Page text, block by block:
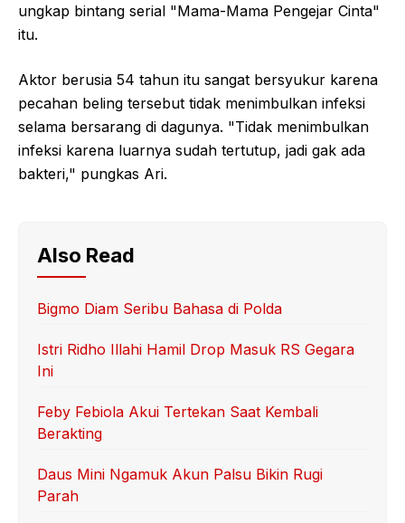
ungkap bintang serial "Mama-Mama Pengejar Cinta"
itu.
Aktor berusia 54 tahun itu sangat bersyukur karena
pecahan beling tersebut tidak menimbulkan infeksi
selama bersarang di dagunya. "Tidak menimbulkan
infeksi karena luarnya sudah tertutup, jadi gak ada
bakteri," pungkas Ari.
Also Read
Bigmo Diam Seribu Bahasa di Polda
Istri Ridho Illahi Hamil Drop Masuk RS Gegara
Ini
Feby Febiola Akui Tertekan Saat Kembali
Berakting
Daus Mini Ngamuk Akun Palsu Bikin Rugi
Parah